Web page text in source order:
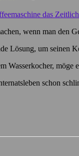
das
wenn man den
Lösung, um seinen
Wasserkocher, möge
schon